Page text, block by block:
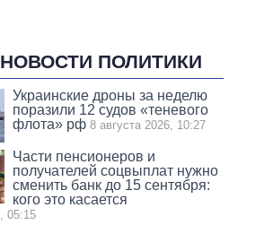
ПОЛИТИКИ
Украинские дроны за неделю
поразили 12 судов «теневого
флота» рф 8 августа 2026, 10:27
Части пенсионеров и
получателей соцвыплат нужно
сменить банк до 15 сентября:
кого это касается
05:15